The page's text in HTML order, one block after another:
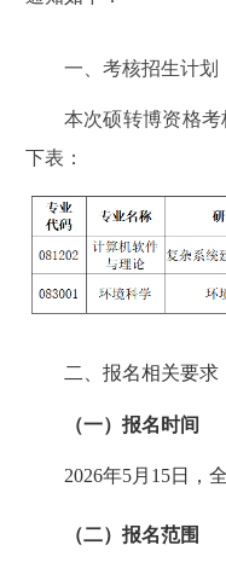
一、考核招生计划
本次硕转博资格
下表：
二、报名相关要求
（一）报名时间
2026年5月15日 ，
（二）报名范围